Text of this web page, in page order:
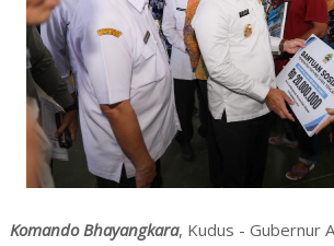
Komando Bhayangkara, Kudus - Gubernur